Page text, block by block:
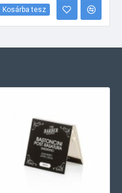
Kosárba tesz